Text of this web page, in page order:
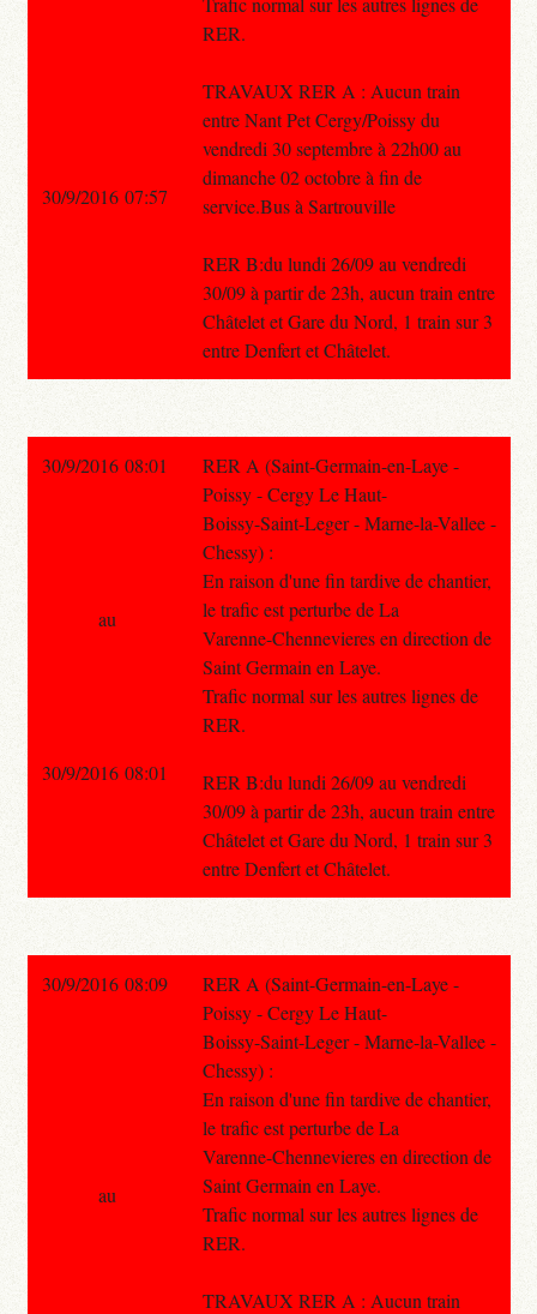
RER.
TRAVAUX RER A : Aucun train
entre Nant Pet Cergy/Poissy du
vendredi 30 septembre à 22h00 au
dimanche 02 octobre à fin de
service.Bus à Sartrouville
RER B:du lundi 26/09 au vendredi
30/09 à partir de 23h, aucun train entre
Châtelet et Gare du Nord, 1 train sur 3
entre Denfert et Châtelet.
30/9/2016 07:57
30/9/2016 08:01
RER A (Saint-Germain-en-Laye -
Poissy - Cergy Le Haut-
Boissy-Saint-Leger - Marne-la-Vallee -
Chessy) :
En raison d'une fin tardive de chantier,
le trafic est perturbe de La
Varenne-Chennevieres en direction de
Saint Germain en Laye.
Trafic normal sur les autres lignes de
RER.
RER B:du lundi 26/09 au vendredi
30/09 à partir de 23h, aucun train entre
Châtelet et Gare du Nord, 1 train sur 3
entre Denfert et Châtelet.
au
30/9/2016 08:01
30/9/2016 08:09
RER A (Saint-Germain-en-Laye -
Poissy - Cergy Le Haut-
Boissy-Saint-Leger - Marne-la-Vallee -
Chessy) :
En raison d'une fin tardive de chantier,
le trafic est perturbe de La
Varenne-Chennevieres en direction de
Saint Germain en Laye.
Trafic normal sur les autres lignes de
RER.
TRAVAUX RER A : Aucun train
au